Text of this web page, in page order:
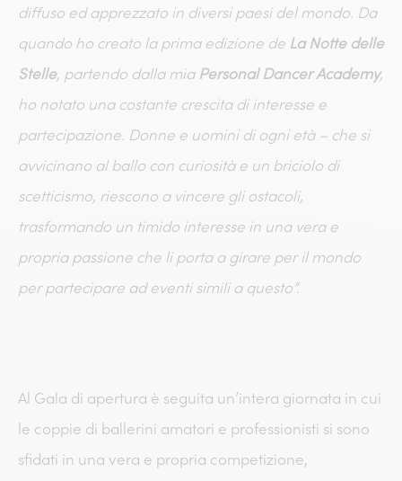
diffuso ed apprezzato in diversi paesi del mondo. Da
quando ho creato la prima edizione de La Notte delle
Stelle, partendo dalla mia Personal Dancer Academy,
ho notato una costante crescita di interesse e
partecipazione. Donne e uomini di ogni età – che si
avvicinano al ballo con curiosità e un briciolo di
scetticismo, riescono a vincere gli ostacoli,
trasformando un timido interesse in una vera e
propria passione che li porta a girare per il mondo
per partecipare ad eventi simili a questo”.
Al Gala di apertura è seguita un’intera giornata in cui
le coppie di ballerini amatori e professionisti si sono
sfidati in una vera e propria competizione,